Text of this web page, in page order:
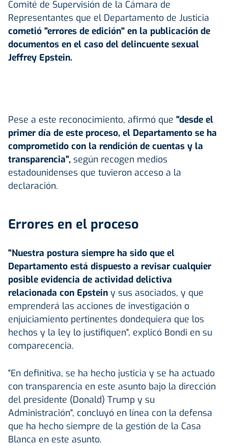
Comité de Supervisión de la Cámara de
Representantes que el Departamento de Justicia
cometió "errores de edición" en la publicación de
documentos en el caso del delincuente sexual
Jeffrey Epstein.
Pese a este reconocimiento, afirmó que "desde el
primer día de este proceso, el Departamento se ha
comprometido con la rendición de cuentas y la
transparencia", según recogen medios
estadounidenses que tuvieron acceso a la
declaración.
Errores en el proceso
"Nuestra postura siempre ha sido que el
Departamento está dispuesto a revisar cualquier
posible evidencia de actividad delictiva
relacionada con Epstein y sus asociados, y que
emprenderá las acciones de investigación o
enjuiciamiento pertinentes dondequiera que los
hechos y la ley lo justifiquen", explicó Bondi en su
comparecencia.
"En definitiva, se ha hecho justicia y se ha actuado
con transparencia en este asunto bajo la dirección
del presidente (Donald) Trump y su
Administración", concluyó en línea con la defensa
que ha hecho siempre de la gestión de la Casa
Blanca en este asunto.